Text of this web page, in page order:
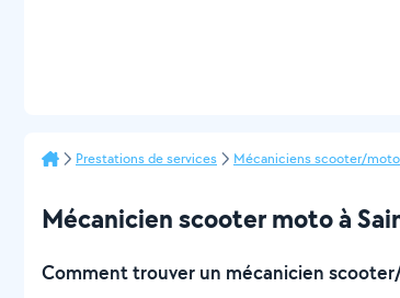
Prestations de services Mécaniciens scooter/moto
Mécanicien scooter moto à
Comment trouver un mécanicien